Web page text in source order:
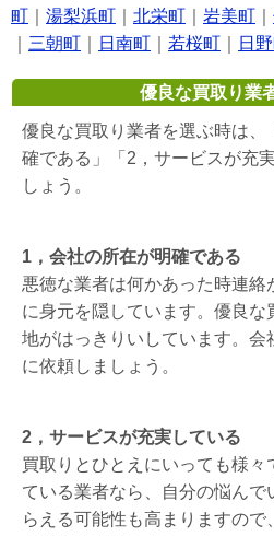
町
湯梨浜町 北栄町 岩美町
三朝町 日南町 若桜町 日
優良な買取り業
優良な買取り業者を選ぶ時は、
確である」「2，サービスが充
しょう。
1，会社の所在が明確である
悪徳な業者は何かあった時連絡
に身元を隠しています。優良な
地がはっきりいしています。会
に依頼しましょう。
2，サービスが充実している
買取りとひとえにいっても様々
ている業者なら、自分の悩んで
らえる可能性も高まりますの